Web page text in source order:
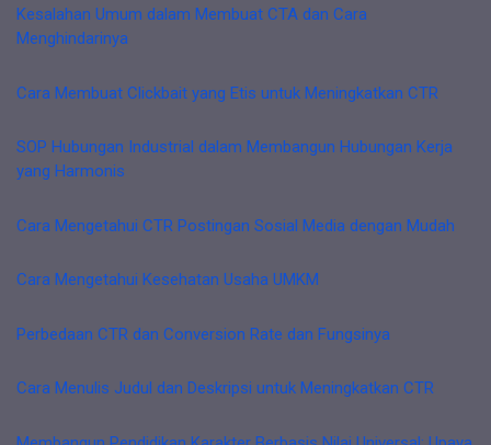
Kesalahan Umum dalam Membuat CTA dan Cara
Menghindarinya
Cara Membuat Clickbait yang Etis untuk Meningkatkan CTR
SOP Hubungan Industrial dalam Membangun Hubungan Kerja
yang Harmonis
Cara Mengetahui CTR Postingan Sosial Media dengan Mudah
Cara Mengetahui Kesehatan Usaha UMKM
Perbedaan CTR dan Conversion Rate dan Fungsinya
Cara Menulis Judul dan Deskripsi untuk Meningkatkan CTR